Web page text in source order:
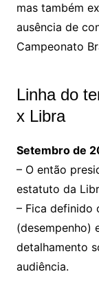
mas também
ausência de
Campeonato
Linha do
x Libra
Setembro de
– O então
estatuto da
– Fica definido
(desempenho)
detalhamento
audiência.